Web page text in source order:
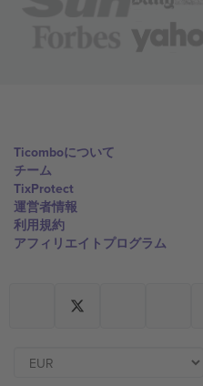
Ticomboについて
チーム
TixProtect
運営者情報
利用規約
アフィリエイトプログラム